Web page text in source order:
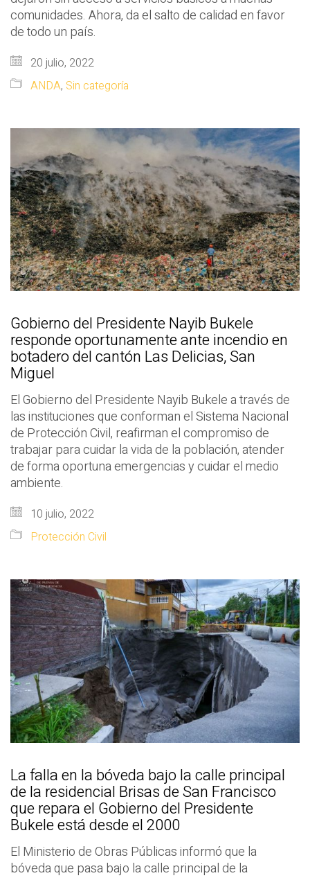
comunidades. Ahora, da el salto de calidad en favor
de todo un país.
20 julio, 2022
ANDA, Sin categoría
Gobierno del Presidente Nayib Bukele
responde oportunamente ante incendio en
botadero del cantón Las Delicias, San
Miguel
El Gobierno del Presidente Nayib Bukele a través de
las instituciones que conforman el Sistema Nacional
de Protección Civil, reafirman el compromiso de
trabajar para cuidar la vida de la población, atender
de forma oportuna emergencias y cuidar el medio
ambiente.
10 julio, 2022
Protección Civil
La falla en la bóveda bajo la calle principal
de la residencial Brisas de San Francisco
que repara el Gobierno del Presidente
Bukele está desde el 2000
El Ministerio de Obras Públicas informó que la
bóveda que pasa bajo la calle principal de la